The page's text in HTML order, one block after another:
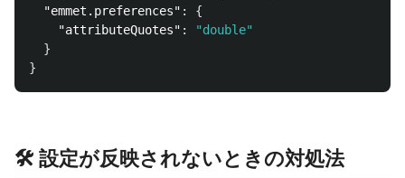
"emmet.preferences" :
{
"attributeQuotes" :
"double"
}
}
🛠 設定が反映されないときの対処法